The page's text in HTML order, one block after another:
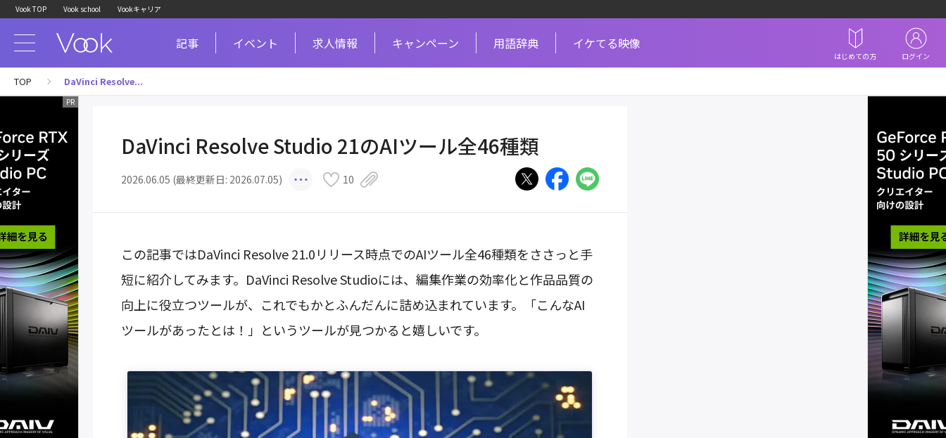
Vook TOP Vook school Vookキャリア
記事 イベント 求人情報 キャンペーン 用語辞典 イケてる映像
はじめての方 ログイン
TOP DaVinci Resolve...
DaVinci Resolve Studio 21のAIツール全46種類
2026.06.05 (最終更新日: 2026.07.05) 10
この記事ではDaVinci Resolve 21.0リリース時点でのAIツール全46種類をささっと手
短に紹介してみます。DaVinci Resolve Studioには、編集作業の効率化と作品品質の
向上に役立つツールが、これでもかとふんだんに詰め込まれています。「こんなAI
ツールがあったとは！」というツールが見つかると嬉しいです。